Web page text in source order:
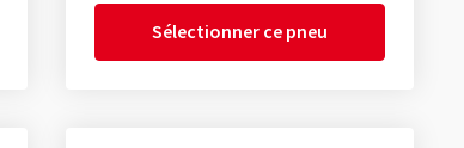
Sélectionner ce pneu